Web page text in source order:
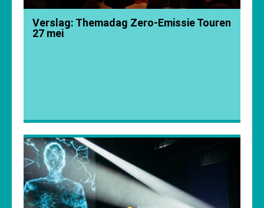
Verslag: Themadag Zero-Emissie Touren
27 mei